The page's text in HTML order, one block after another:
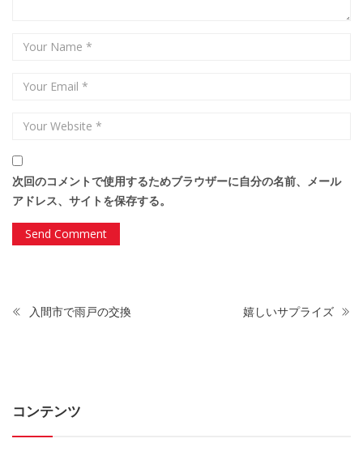
次回のコメントで使用するためブラウザーに自分の名前、メール
アドレス、サイトを保存する。
入間市で雨戸の交換 嬉しいサプライズ
コンテンツ